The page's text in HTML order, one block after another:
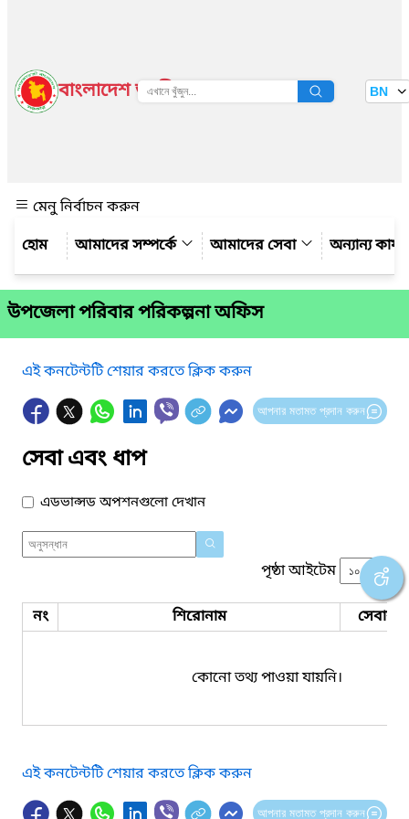
বাংলাদেশ জাতীয় তথ্য বাতায়ন BN
মেনু নির্বাচন করুন
আমাদের সম্পর্কে
আমাদের সেবা অন্যান্য
উপজেলা পরিবার পরিকল্পনা অফিস
এই কনটেন্টটি শেয়ার করতে ক্লিক করুন
আপনার মতামত প্রদান করুন
সেবা এবং ধাপ
এডভান্সড অপশনগুলো দেখান
পৃষ্ঠা আইটেম
নং শিরোনাম সেবার
কোনো তথ্য পাওয়া যায়নি।
এই কনটেন্টটি শেয়ার করতে ক্লিক করুন
আপনার মতামত প্রদান করুন